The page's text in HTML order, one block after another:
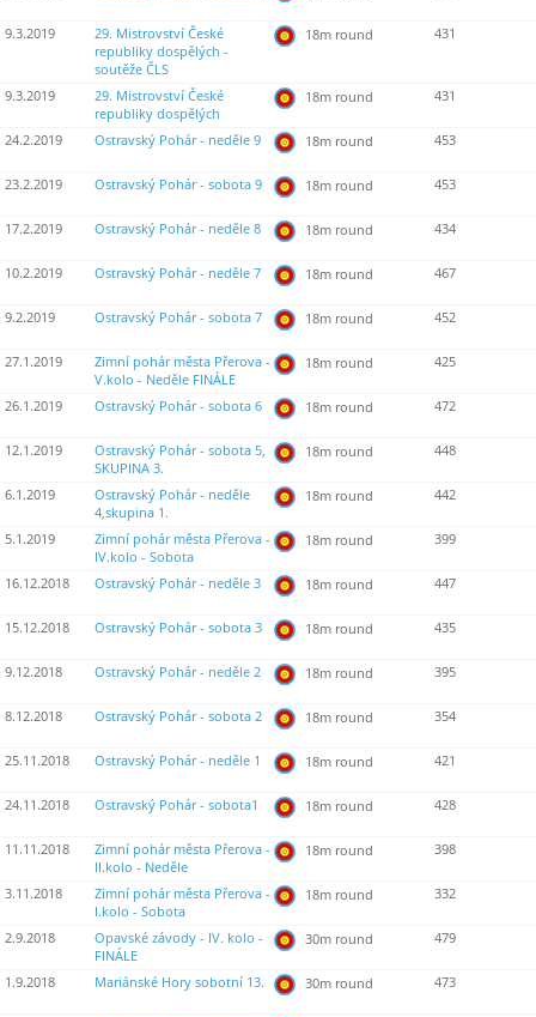
9.3.2019
29. Mistrovství České
republiky dospělých -
soutěže ČLS
18m round 431
9.3.2019
29. Mistrovství České
republiky dospělých
18m round 431
24.2.2019 Ostravský Pohár - neděle 9 18m round 453
23.2.2019 Ostravský Pohár - sobota 9 18m round 453
17.2.2019 Ostravský Pohár - neděle 8 18m round 434
10.2.2019 Ostravský Pohár - neděle 7 18m round 467
9.2.2019 Ostravský Pohár - sobota 7 18m round 452
27.1.2019
Zimní pohár města Přerova -
V.kolo - Neděle FINÁLE
18m round 425
26.1.2019 Ostravský Pohár - sobota 6 18m round 472
12.1.2019
Ostravský Pohár - sobota 5,
SKUPINA 3.
18m round 448
6.1.2019
Ostravský Pohár - neděle
4,skupina 1.
18m round 442
5.1.2019
Zimní pohár města Přerova -
IV.kolo - Sobota
18m round 399
16.12.2018 Ostravský Pohár - neděle 3 18m round 447
15.12.2018 Ostravský Pohár - sobota 3 18m round 435
9.12.2018 Ostravský Pohár - neděle 2 18m round 395
8.12.2018 Ostravský Pohár - sobota 2 18m round 354
25.11.2018 Ostravský Pohár - neděle 1 18m round 421
24.11.2018 Ostravský Pohár - sobota1 18m round 428
11.11.2018
Zimní pohár města Přerova -
II.kolo - Neděle
18m round 398
3.11.2018
Zimní pohár města Přerova -
I.kolo - Sobota
18m round 332
2.9.2018
Opavské závody - IV. kolo -
FINÁLE
30m round 479
1.9.2018 Mariánské Hory sobotní 13. 30m round 473